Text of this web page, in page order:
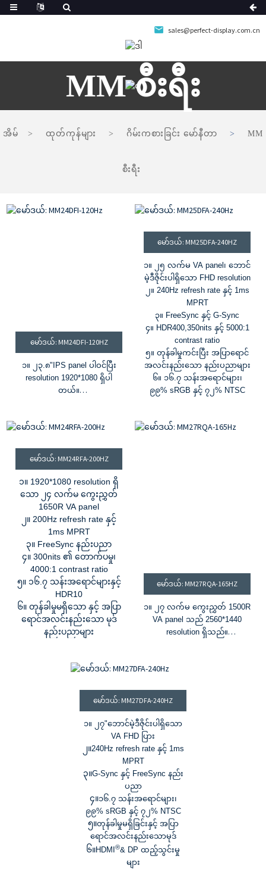
sales@perfect-display.com.cn
MM စီးရီး
အိမ် ထုတ်ကုန်များ ဂိမ်းကစားခြင်း မော်နီတာ MM
စီးရီး
မော်ဒယ်: MM24DFI-120HZ
၁။ ၂၃.၈" IPS panel ပါဝင်ပြီး
resolution 1920*1080 ရှိပါ
တယ်။
၃။ ၁၆.၇ သန်းအရောင်များနှင့်
၄။ HDR၊ တောက်ပမှု
၁၀၀၀:၁
၅။ ဖရီးဆ্যান ...&G-Sync
မော်ဒယ်: MM25DFA-240HZ
၁။ ၂၅ လက်မ VA panel၊ ဘောင်
မဲ့ဒီဇိုင်းပါရှိသော FHD resolution
၂။ 240Hz refresh rate နှင့် 1ms
MPRT
၃။ FreeSync နှင့် G-Sync
၄။ HDR400,350nits နှင့် 5000:1
contrast ratio
၅။ တုန်ခါမှုကင်းပြီး အပြာရောင်
အလင်းနည်းသော နည်းပညာများ
၆။ ၁၆.၇ သန်းအရောင်များ၊
၉၉% sRGB နှင့် ၇၂% NTSC
မော်ဒယ်: MM24RFA-200HZ
၁။ 1920*1080 resolution ရှိ
သော ၂၄ လက်မ ကွေးညွှတ်
1650R VA panel
၂။ 200Hz refresh rate နှင့်
1ms MPRT
၃။ FreeSync နည်းပညာ
၄။ 300nits ၏ တောက်ပမှု၊
4000:1 contrast ratio
၅။ ၁၆.၇ သန်းအရောင်များနှင့်
HDR10
၆။ တုန်ခါမှုမရှိသော နှင့် အပြာ
ရောင်အလင်းနည်းသော မုဒ်
နည်းပညာများ
မော်ဒယ်: MM27RQA-165HZ
၁။ ၂၇ လက်မ ကွေးညွှတ် 1500R
VA panel သည် 2560*1440
resolution ရှိသည်။
၃။ G-Sync နှင့် FreeSync နည်း
၅။ ၁၆.၇ သန်းအရောင်များနှင့်
၇၂% NTSC အရောင်အစုံ
၆။ တုန်ခါမှုမရှိသော နှင့် အပြာ
ရောင်အလင်းနည်းသော မုဒ်နည်း
မော်ဒယ်: MM27DFA-240HZ
၁။ ၂၇"ဘောင်မဲ့ဒီဇိုင်းပါရှိသော
VA FHD ပြား
၂။240Hz refresh rate နှင့် 1ms
MPRT
၃။G-Sync နှင့် FreeSync နည်း
ပညာ
၄။၁၆.၇ သန်းအရောင်များ၊
၉၉% sRGB နှင့် ၇၂% NTSC
၅။တုန်ခါမှုမရှိခြင်းနှင့် အပြာ
ရောင်အလင်းနည်းသောမုဒ်
၆။HDMI ®& DP ထည့်သွင်းမှု
များ